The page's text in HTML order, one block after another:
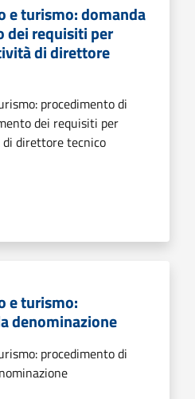
e turismo: domanda
dei requisiti per
di direttore
procedimento di
dei requisiti per
direttore tecnico
e turismo:
denominazione
procedimento di